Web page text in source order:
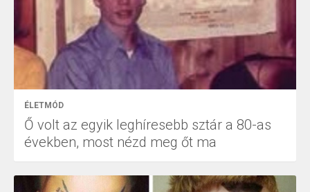
ÉLETMÓD
Ő volt az egyik leghíresebb sztár a 80-as
években, most nézd meg őt ma